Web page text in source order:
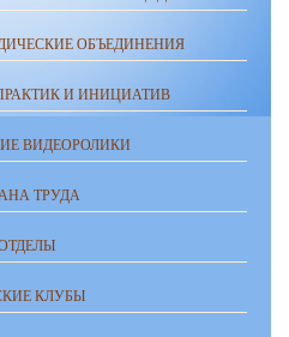
ОБЪЕДИНЕНИЯ
И ИНИЦИАТИВ
ВИДЕОРОЛИКИ
ТРУДА
КЛУБЫ